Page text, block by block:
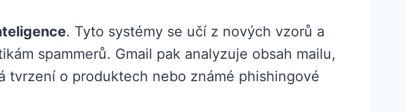
. Tyto systémy se učí z nových vzorů a
spammerů. Gmail pak analyzuje obsah mailu,
tvrzení o produktech nebo známé phishingové